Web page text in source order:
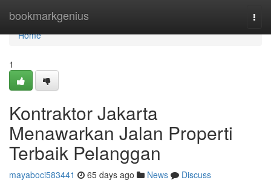
bookmarkgenius
Home
Home
1
Kontraktor Jakarta
Menawarkan Jalan Properti
Terbaik Pelanggan
mayaboci583441 65 days ago News
Discuss